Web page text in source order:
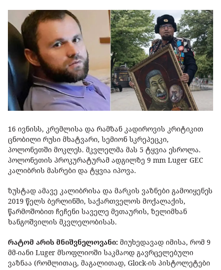
16 ივნისს, კრემლისა და რამზან კადიროვის კრიტიკით
ცნობილი რუსი მხატვარი, სემიონ სკრეპეცკი,
პოლონეთში მოკლეს. მკვლელმა მას 5 ტყვია ესროლა.
პოლონეთის პროკურატურამ ადგილზე 9 mm Luger GEC
კალიბრის მასრები და ტყვია იპოვა.
ზუსტად ამავე კალიბრისა და მარკის ვაზნები გამოიყენეს
2019 წელს ბერლინში, საქართველოს მოქალაქის,
წარმოშობით ჩეჩენი საველე მეთაურის, ზელიმხან
ხანგოშვილის მკვლელობისას.
რატომ არის მნიშვნელოვანი: მიუხედავად იმისა, რომ 9
მმ-იანი Luger მსოფლიოში საკმაოდ გავრცელებული
ვაზნაა (რომლითაც, მაგალითად, Glock-ის პისტოლეტები